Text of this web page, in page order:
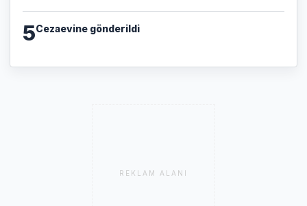
5Cezaevine gönderildi
REKLAM ALANI